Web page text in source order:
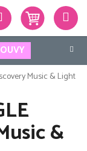
Music & Light
&